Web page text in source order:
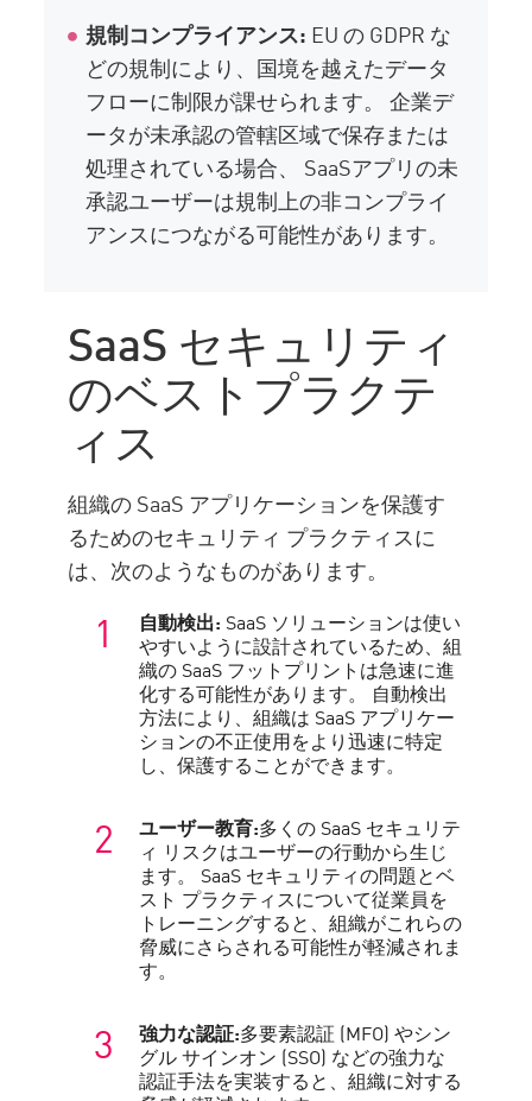
規制コンプライアンス: EU の GDPR な
どの規制により、国境を越えたデータ
フローに制限が課せられます。 企業デ
ータが未承認の管轄区域で保存または
処理されている場合、 SaaSアプリの未
承認ユーザーは規制上の非コンプライ
アンスにつながる可能性があります。
SaaS セキュリティ
のベストプラクテ
ィス
組織の SaaS アプリケーションを保護す
るためのセキュリティ プラクティスに
は、次のようなものがあります。
自動検出: SaaS ソリューションは使い
やすいように設計されているため、組
織の SaaS フットプリントは急速に進
化する可能性があります。 自動検出
方法により、組織は SaaS アプリケー
ションの不正使用をより迅速に特定
し、保護することができます。
ユーザー教育:多くの SaaS セキュリテ
ィ リスクはユーザーの行動から生じ
ます。 SaaS セキュリティの問題とベ
スト プラクティスについて従業員を
トレーニングすると、組織がこれらの
脅威にさらされる可能性が軽減されま
す。
強力な認証:多要素認証 (MFO) やシン
グル サインオン (SSO) などの強力な
認証手法を実装すると、組織に対する